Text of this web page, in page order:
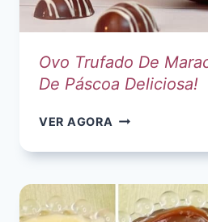
Ovo Trufado De
De Páscoa Deliciosa!
VER AGORA OVO
DE
RECEITA